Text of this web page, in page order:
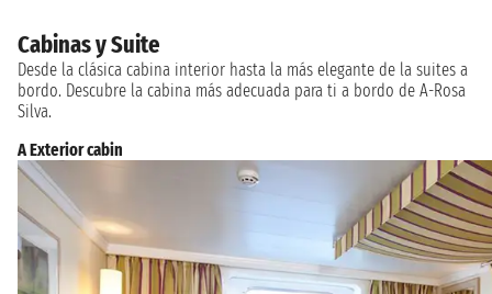
Cabinas y Suite
Desde la clásica cabina interior hasta la más elegante de la suites a
bordo. Descubre la cabina más adecuada para ti a bordo de A-Rosa
Silva.
A Exterior cabin